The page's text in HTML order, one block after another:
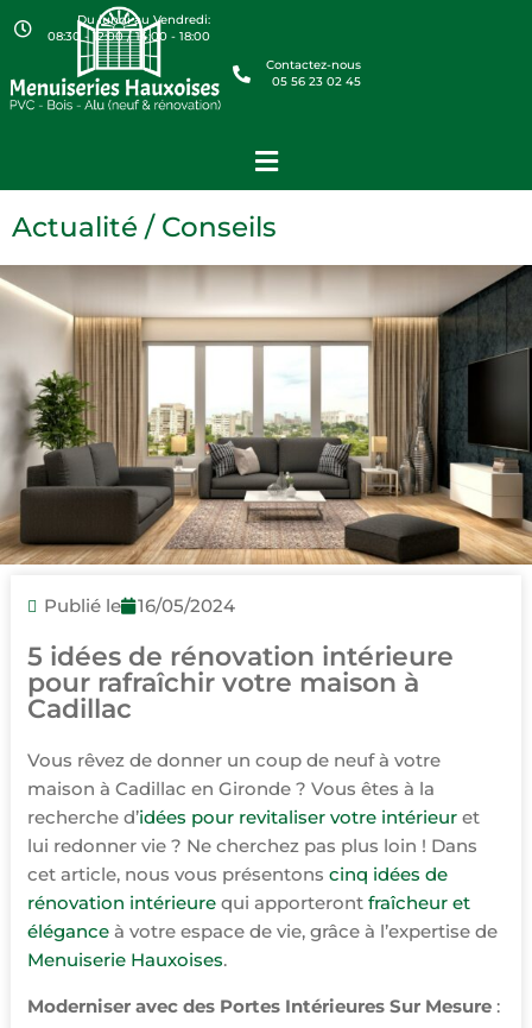
Du lundi au Vendredi:
08:30 - 12:00 / 14:00 - 18:00
Contactez-nous
05 56 23 02 45
Actualité / Conseils
Publié le 16/05/2024
5 idées de rénovation intérieure
pour rafraîchir votre maison à
Cadillac
Vous rêvez de donner un coup de neuf à votre
maison à Cadillac en Gironde ? Vous êtes à la
recherche d’idées pour revitaliser votre intérieur et
lui redonner vie ? Ne cherchez pas plus loin ! Dans
cet article, nous vous présentons cinq idées de
rénovation intérieure qui apporteront fraîcheur et
élégance à votre espace de vie, grâce à l’expertise de
Menuiserie Hauxoises.
Moderniser avec des Portes Intérieures Sur Mesure :